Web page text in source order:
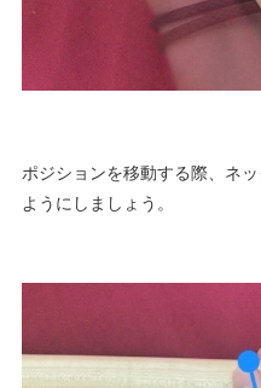
ポジションを移動する際、ネ
ようにしましょう。